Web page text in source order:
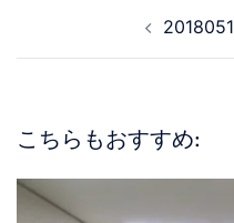
こちらもおすすめ: